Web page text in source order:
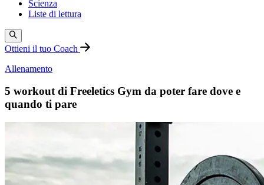
Scienza
Liste di lettura
Ottieni il tuo Coach
Allenamento
5 workout di Freeletics Gym da poter fare dove e
quando ti pare